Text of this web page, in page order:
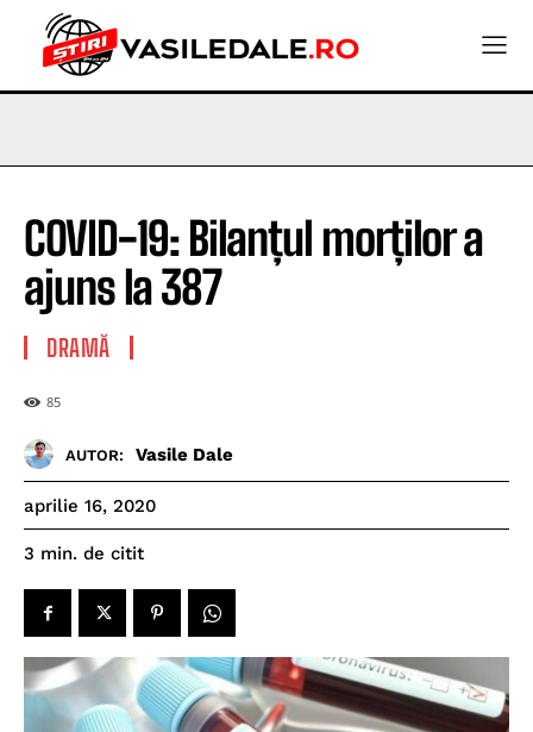
COVID-19: Bilanțul morților a
ajuns la 387
DRAMĂ
85
AUTOR: Vasile Dale
aprilie 16, 2020
3 min. de citit